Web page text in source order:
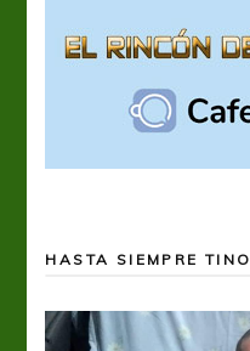
HASTA SIEMPRE TINO